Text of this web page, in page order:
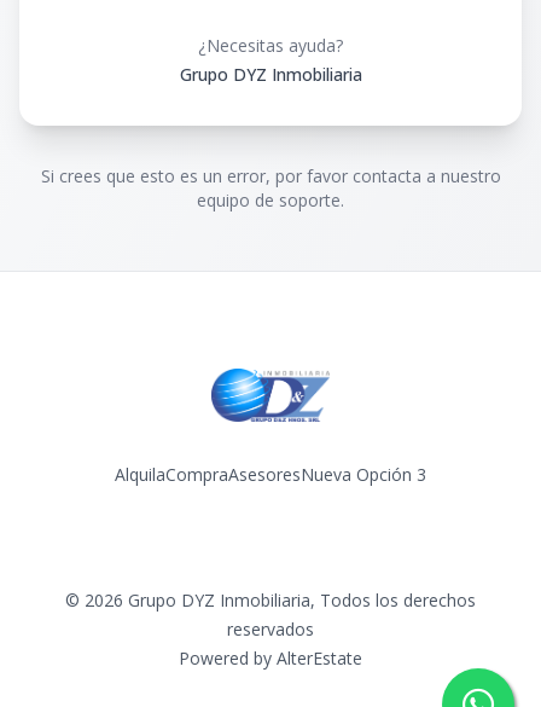
¿Necesitas ayuda?
Grupo DYZ Inmobiliaria
Si crees que esto es un error, por favor contacta a nuestro
equipo de soporte.
AlquilaCompraAsesoresNueva Opción 3
© 2026 Grupo DYZ Inmobiliaria, Todos los derechos
reservados
Powered by AlterEstate